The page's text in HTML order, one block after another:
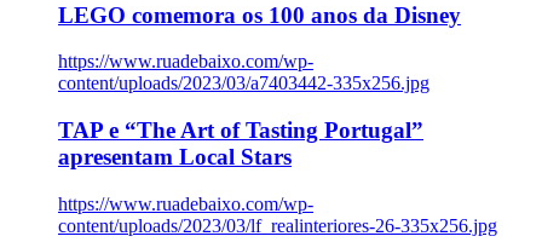
LEGO comemora os 100 anos da Disney
https://www.ruadebaixo.com/wp-
content/uploads/2023/03/a7403442-335x256.jpg
TAP e “The Art of Tasting Portugal”
apresentam Local Stars
https://www.ruadebaixo.com/wp-
content/uploads/2023/03/lf_realinteriores-26-335x256.jpg